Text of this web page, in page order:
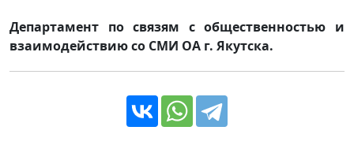
Департамент по связям с общественностью и
взаимодействию со СМИ ОА г. Якутска.